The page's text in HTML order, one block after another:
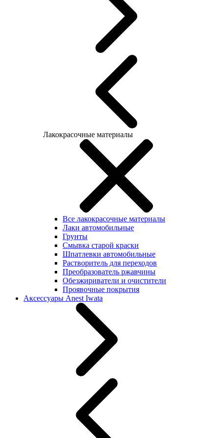
Лакокрасочные материалы
Все лакокрасочные материалы
Лаки автомобильные
Грунты
Смывка старой краски
Шпатлевки автомобильные
Растворитель для переходов
Преобразователь ржавчины
Обезжириватели и очистители
Проявочные покрытия
Аксессуары Anest Iwata